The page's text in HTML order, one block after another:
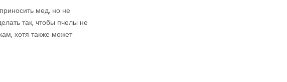
мед, но не
так, чтобы пчелы не
хотя также может